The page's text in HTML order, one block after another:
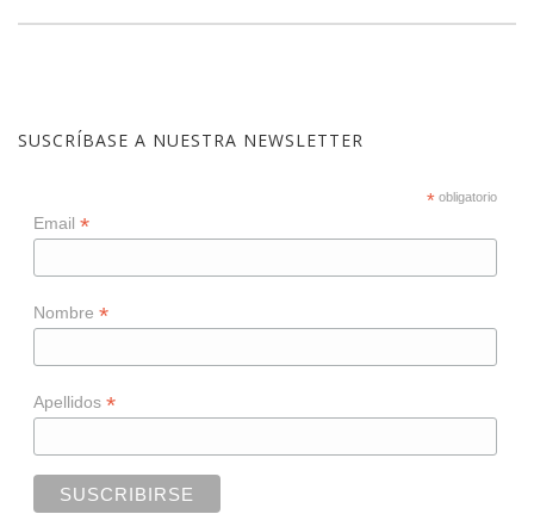
SUSCRÍBASE A NUESTRA NEWSLETTER
*obligatorio
Email *
Nombre *
Apellidos *